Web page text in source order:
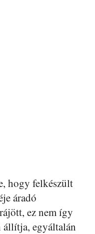
hogy felkészült
áradó
ez nem így
egyáltalán